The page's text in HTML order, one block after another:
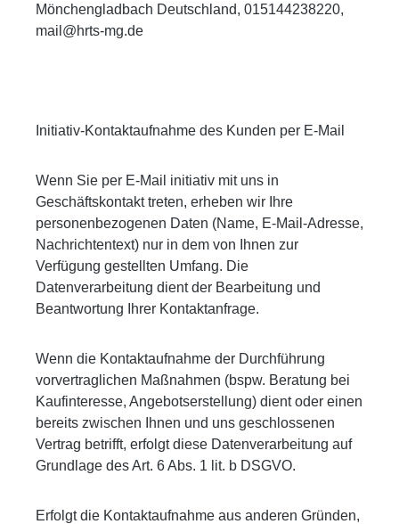
Mönchengladbach Deutschland, 015144238220,
mail@hrts-mg.de
Initiativ-Kontaktaufnahme des Kunden per E-Mail
Wenn Sie per E-Mail initiativ mit uns in
Geschäftskontakt treten, erheben wir Ihre
personenbezogenen Daten (Name, E-Mail-Adresse,
Nachrichtentext) nur in dem von Ihnen zur
Verfügung gestellten Umfang. Die
Datenverarbeitung dient der Bearbeitung und
Beantwortung Ihrer Kontaktanfrage.
Wenn die Kontaktaufnahme der Durchführung
vorvertraglichen Maßnahmen (bspw. Beratung bei
Kaufinteresse, Angebotserstellung) dient oder einen
bereits zwischen Ihnen und uns geschlossenen
Vertrag betrifft, erfolgt diese Datenverarbeitung auf
Grundlage des Art. 6 Abs. 1 lit. b DSGVO.
Erfolgt die Kontaktaufnahme aus anderen Gründen,